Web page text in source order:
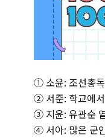
① 소윤: 조선총
② 서준: 학교에
③ 지윤: 유관순
④ 서아: 많은 군